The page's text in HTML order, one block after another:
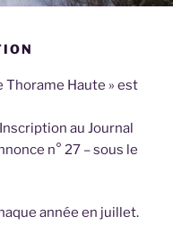
Thorame Haute » est
au Journal
n° 27 – sous le
année en juillet.